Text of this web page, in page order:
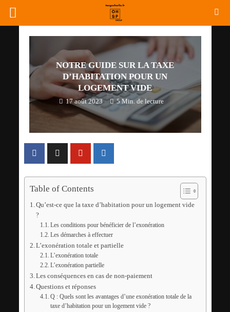
NOTRE GUIDE SUR LA TAXE
D’HABITATION POUR UN
LOGEMENT VIDE
17 août 2023 5 Min. de lecture
Table of Contents
Qu’est-ce que la taxe d’habitation pour un logement vide
?
Les conditions pour bénéficier de l’exonération
Les démarches à effectuer
L’exonération totale et partielle
L’exonération totale
L’exonération partielle
Les conséquences en cas de non-paiement
Questions et réponses
Q : Quels sont les avantages d’une exonération totale de la
taxe d’habitation pour un logement vide ?